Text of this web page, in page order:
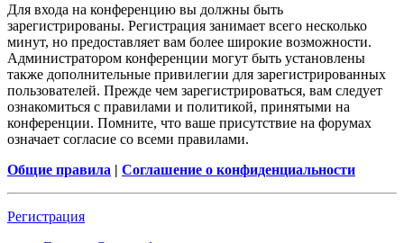
Для входа на конференцию вы должны быть
зарегистрированы. Регистрация занимает всего несколько
минут, но предоставляет вам более широкие возможности.
Администратором конференции могут быть установлены
также дополнительные привилегии для зарегистрированных
пользователей. Прежде чем зарегистрироваться, вам следует
ознакомиться с правилами и политикой, принятыми на
конференции. Помните, что ваше присутствие на форумах
означает согласие со всеми правилами.
Общие правила | Соглашение о конфиденциальности
Регистрация